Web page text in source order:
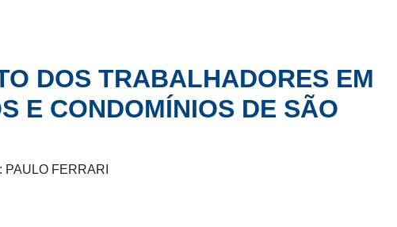
DOS TRABALHADORES EM
E CONDOMÍNIOS DE SÃO
FERRARI